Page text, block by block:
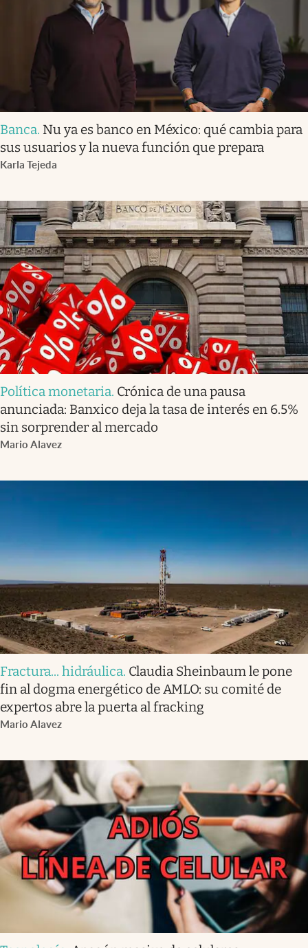
Banca. Nu ya es banco en México: qué cambia para
sus usuarios y la nueva función que prepara
Karla Tejeda
Política monetaria. Crónica de una pausa
anunciada: Banxico deja la tasa de interés en 6.5%
sin sorprender al mercado
Mario Alavez
Fractura... hidráulica. Claudia Sheinbaum le pone
fin al dogma energético de AMLO: su comité de
expertos abre la puerta al fracking
Mario Alavez